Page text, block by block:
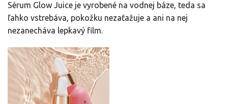
Sérum Glow Juice je vyrobené na vodnej báze, teda sa
ľahko vstrebáva, pokožku nezaťažuje a ani na nej
nezanecháva lepkavý film.